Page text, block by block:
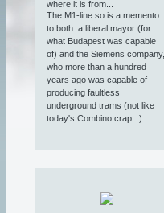
where it is from...
The M1-line so is a memento
to both: a liberal mayor (for
what Budapest was capable
of) and the Siemens company,
who more than a hundred
years ago was capable of
producing faultless
underground trams (not like
today's Combino crap...)